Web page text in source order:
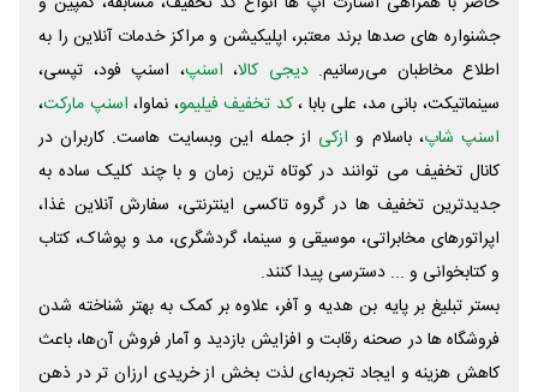
جشنواره های صدها برند معتبر، اپلیکیشن و مراکز خدمات آنلاین را به
اطلاع مخاطبان می‌رسانیم. دیجی کالا، اسنپ، اسنپ فود، تپسی،
سینماتیکت، بانی مد، علی‌ بابا ،کد تخفیف فیلیمو، نماوا، اسنپ مارکت،
اسنپ شاپ، باسلام و ازکی از جمله این وبسایت ‌هاست. کاربران در
کانال تخفیف می توانند در کوتاه ترین زمان و با چند کلیک ساده به
جدیدترین تخفیف ها در گروه تاکسی اینترنتی، سفارش آنلاین غذا،
اپراتورهای مخابراتی، موسیقی و سینما، گردشگری، مد و پوشاک، کتاب
و کتابخوانی و ... دسترسی پیدا کنند.
بستر تبلیغ بر پایه بن هدیه و آفر، علاوه بر کمک به بهتر شناخته شدن
فروشگاه ها در صحنه رقابت و افزایش بازدید و آمار فروش آن‌ها، باعث
کاهش هزینه و ایجاد تجربه‌ای لذت بخش از خریدی ارزان تر در ذهن